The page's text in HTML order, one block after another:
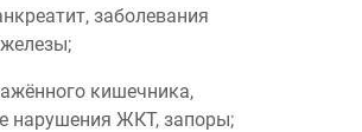
заболевания
кишечника,
нарушения ЖКТ, запоры;